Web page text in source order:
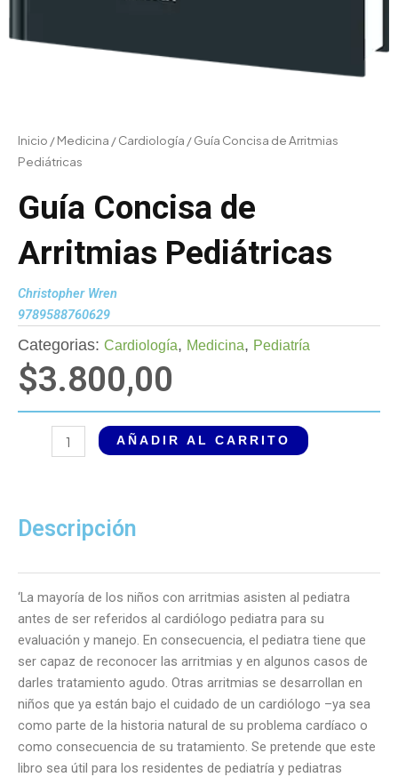
Inicio /Medicina /Cardiología / Guía Concisa de Arritmias
Pediátricas
Guía Concisa de
Arritmias Pediátricas
Christopher Wren
9789588760629
Categorias: Cardiología, Medicina, Pediatría
$3.800,00
Concisa
Pediátricas
AÑADIR AL CARRITO
Descripción
‘La mayoría de los niños con arritmias asisten al pediatra
antes de ser referidos al cardiólogo pediatra para su
evaluación y manejo. En consecuencia, el pediatra tiene que
ser capaz de reconocer las arritmias y en algunos casos de
darles tratamiento agudo. Otras arritmias se desarrollan en
niños que ya están bajo el cuidado de un cardiólogo –ya sea
como parte de la historia natural de su problema cardíaco o
como consecuencia de su tratamiento. Se pretende que este
libro sea útil para los residentes de pediatría y pediatras